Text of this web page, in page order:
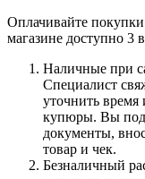
Оплачивайте
магазине доступно 3
Наличные при
Специалист
уточнить время
купюры. Вы
документы,
товар и чек.
Безналичный